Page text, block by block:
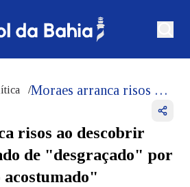
/ Moraes arranca risos ao descobrir que era chamado de "desgraçado" por militares: "Tô acostumado"
risos ao descobrir
de "desgraçado" por